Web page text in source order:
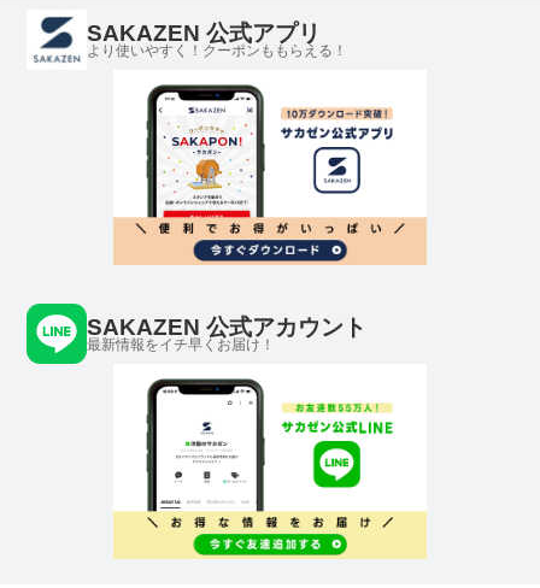
SAKAZEN 公式アプリ
より使いやすく！クーポンももらえる！
SAKAZEN 公式アカウント
最新情報をイチ早くお届け！